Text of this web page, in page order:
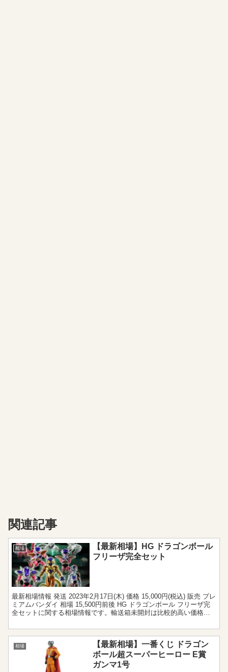
関連記事
相場
【最新相場】HG ドラゴンボール
フリーザ完全セット
最新相場情報 発送 2023年2月17日(木) 価格 15,000円(税込) 販売 プレ
ミアムバンダイ 相場 15,500円前後 HG ドラゴンボール フリーザ完
全セットに関する相場情報です。輸送箱未開封は比較的高い価格で
相場
【最新相場】一番くじ ドラゴン
ボール超スーパーヒーロー E賞
ガンマ1号